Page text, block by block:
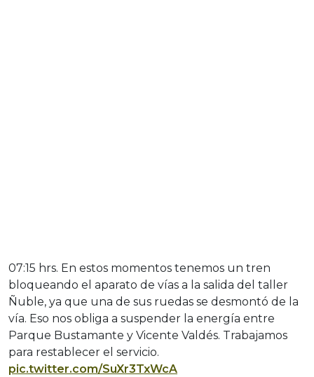
07:15 hrs. En estos momentos tenemos un tren
bloqueando el aparato de vías a la salida del taller
Ñuble, ya que una de sus ruedas se desmontó de la
vía. Eso nos obliga a suspender la energía entre
Parque Bustamante y Vicente Valdés. Trabajamos
para restablecer el servicio.
pic.twitter.com/SuXr3TxWcA